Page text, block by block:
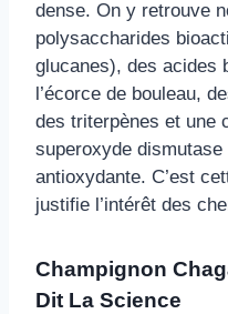
dense. On y retrouve
polysaccharides
glucanes), des acides
l’écorce de bouleau,
des triterpènes et une
superoxyde
antioxydante. C’est
justifie l’intérêt des
Champignon
Dit La Science